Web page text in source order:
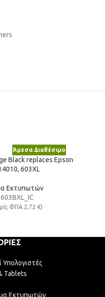
Άμεσα Διαθέσιμο
Black replaces Epson
603XL
Εκτυπωτών
603BXL_IC
ΦΠΑ 2,72 €)
Υπολογιστές
Tablets
Εκτυπωτών